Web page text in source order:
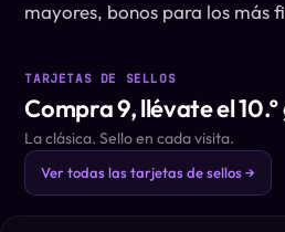
mayores, bonos para los más
TARJETAS DE SELLOS
Compra 9, llévate el
La clásica. Sello en cada visita.
Ver todas las tarjetas de sellos →